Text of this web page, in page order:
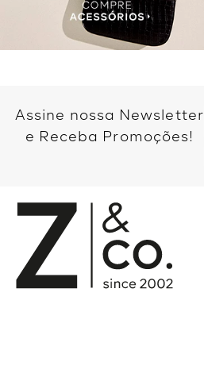
Assine nossa Newsletter
e Receba Promoções!